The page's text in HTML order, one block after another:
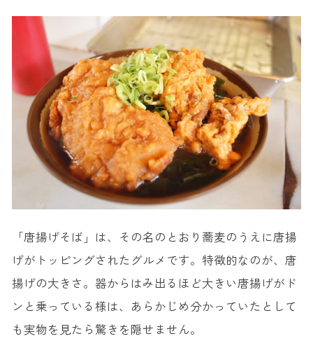
「唐揚げそば」は、その名のとおり蕎麦のうえに唐揚
げがトッピングされたグルメです。特徴的なのが、唐
揚げの大きさ。器からはみ出るほど大きい唐揚げがド
ンと乗っている様は、あらかじめ分かっていたとして
も実物を見たら驚きを隠せません。